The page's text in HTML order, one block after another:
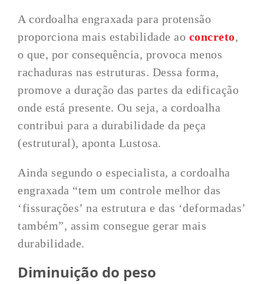
A cordoalha engraxada para protensão
proporciona mais estabilidade ao concreto,
o que, por consequência, provoca menos
rachaduras nas estruturas. Dessa forma,
promove a duração das partes da edificação
onde está presente. Ou seja, a cordoalha
contribui para a durabilidade da peça
(estrutural), aponta Lustosa.
Ainda segundo o especialista, a cordoalha
engraxada “tem um controle melhor das
‘fissurações’ na estrutura e das ‘deformadas’
também”, assim consegue gerar mais
durabilidade.
Diminuição do peso